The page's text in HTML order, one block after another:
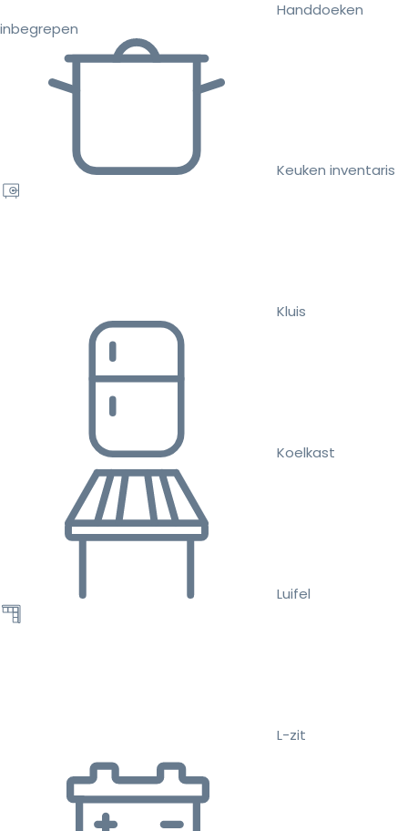
Handdoeken
inbegrepen
Keuken inventaris
Kluis
Koelkast
Luifel
L-zit